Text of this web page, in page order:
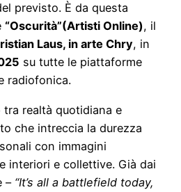
previsto. È da questa
“Oscurità”(Artisti Online), il
Laus, in arte Chry, in
su tutte le piattaforme
radiofonica.
realtà quotidiana e
che intreccia la durezza
con immagini
interiori e collettive. Già dai
– “It’s all a battlefield today,